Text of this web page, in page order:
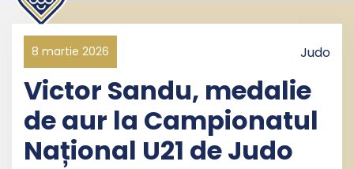
8 martie 2026 Judo
Victor Sandu, medalie
de aur la Campionatul
Național U21 de Judo